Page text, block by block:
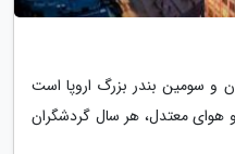
و سومین بندر بزرگ اروپا است
معتدل، هر سال گردشگران